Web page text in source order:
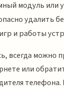
модуль или
удалить
и работы
всегда можно
или
телефона.